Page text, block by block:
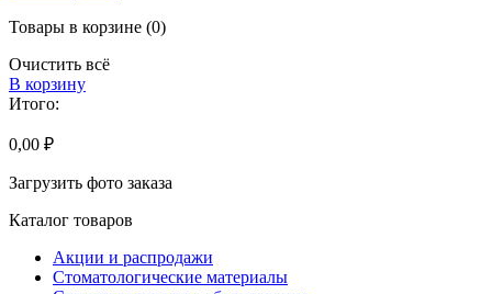
Товары в корзине (0)
Очистить всё
В корзину
Итого:
0,00 ₽
Загрузить фото заказа
Каталог товаров
Акции и распродажи
Стоматологические материалы